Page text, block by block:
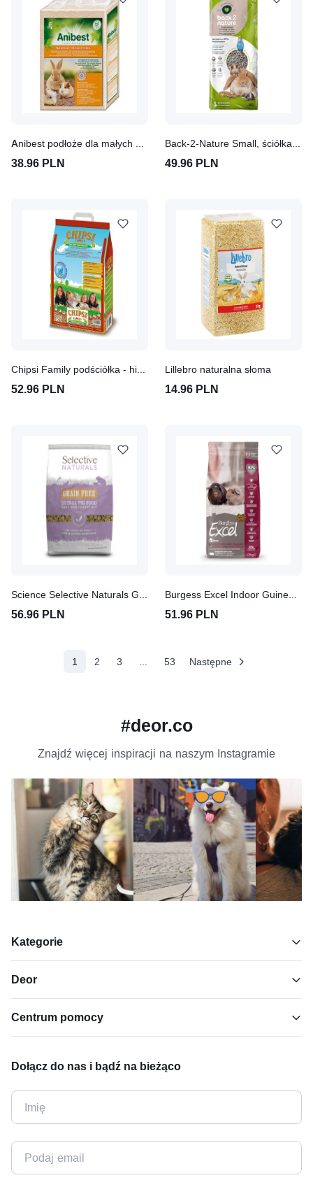
38.96 PLN 49.96 PLN
52.96 PLN
Lillebro naturalna słoma
14.96 PLN
56.96 PLN 51.96 PLN
1 (aktualne)
2 3 53 Następne
#deor.co
Znajdź więcej inspiracji na naszym Instagramie
Kategorie
Deor
Centrum pomocy
Dołącz do nas i bądź na bieżąco